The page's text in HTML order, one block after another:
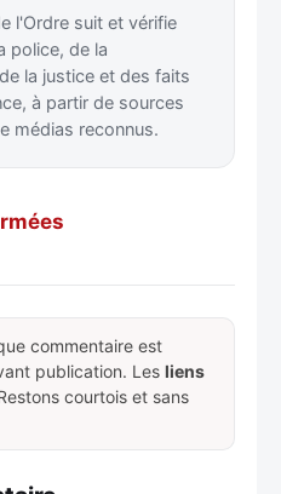
l'Ordre suit et vérifie
police, de la
la justice et des faits
à partir de sources
médias reconnus.
commentaire est
publication. Les liens
courtois et sans